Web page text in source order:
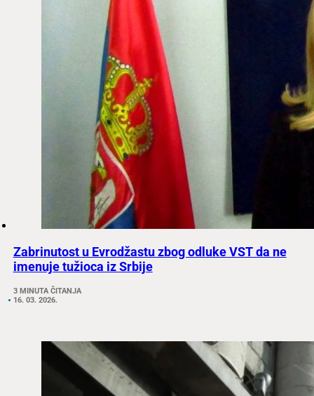
Zabrinutost u Evrodžastu zbog odluke VST da ne
imenuje tužioca iz Srbije
3 MINUTA ČITANJA
16. 03. 2026.